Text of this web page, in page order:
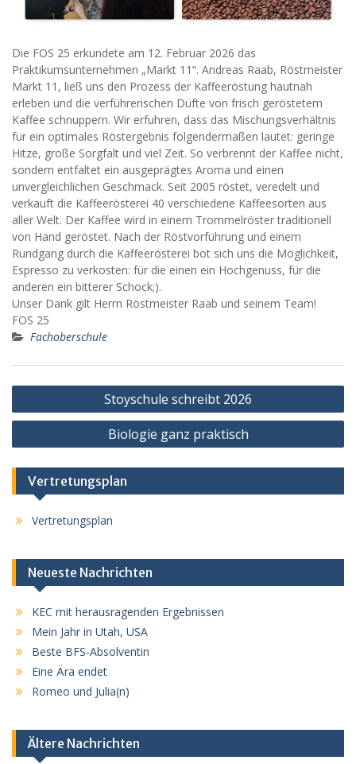
Die FOS 25 erkundete am 12. Februar 2026 das
Praktikumsunternehmen „Markt 11“. Andreas Raab, Röstmeister
Markt 11, ließ uns den Prozess der Kaffeeröstung hautnah
erleben und die verführerischen Düfte von frisch geröstetem
Kaffee schnuppern. Wir erfuhren, dass das Mischungsverhältnis
für ein optimales Röstergebnis folgendermaßen lautet: geringe
Hitze, große Sorgfalt und viel Zeit. So verbrennt der Kaffee nicht,
sondern entfaltet ein ausgeprägtes Aroma und einen
unvergleichlichen Geschmack. Seit 2005 röstet, veredelt und
verkauft die Kaffeerösterei 40 verschiedene Kaffeesorten aus
aller Welt. Der Kaffee wird in einem Trommelröster traditionell
von Hand geröstet. Nach der Röstvorführung und einem
Rundgang durch die Kaffeerösterei bot sich uns die Möglichkeit,
Espresso zu verkosten: für die einen ein Hochgenuss, für die
anderen ein bitterer Schock;).
Unser Dank gilt Herrn Röstmeister Raab und seinem Team!
FOS 25
Fachoberschule
Beitragsnavigation
Stoyschule schreibt 2026
Biologie ganz praktisch
Vertretungsplan
Vertretungsplan
Neueste Nachrichten
KEC mit herausragenden Ergebnissen
Mein Jahr in Utah, USA
Beste BFS-Absolventin
Eine Ära endet
Romeo und Julia(n)
Ältere Nachrichten